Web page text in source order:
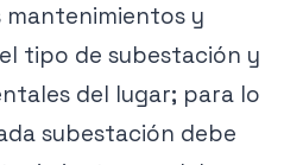
mantenimientos y
tipo de subestación y
del lugar; para lo
subestación debe